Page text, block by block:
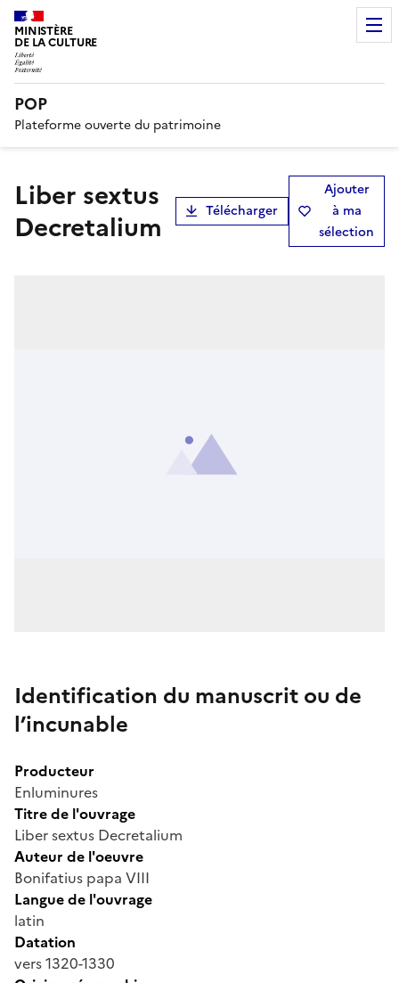
MINISTÈRE
DE LA CULTURE
POP
Plateforme ouverte du patrimoine
Liber sextus
Decretalium
Télécharger
Ajouter
à ma
sélection
Identification du manuscrit ou de
l’incunable
Producteur
Enluminures
Titre de l'ouvrage
Liber sextus Decretalium
Auteur de l'oeuvre
Bonifatius papa VIII
Langue de l'ouvrage
latin
Datation
vers 1320-1330